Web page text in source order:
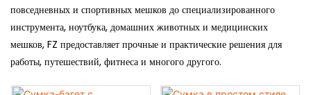
повседневных и спортивных мешков до специализированного
инструмента, ноутбука, домашних животных и медицинских
мешков, FZ предоставляет прочные и практические решения для
работы, путешествий, фитнеса и многого другого.